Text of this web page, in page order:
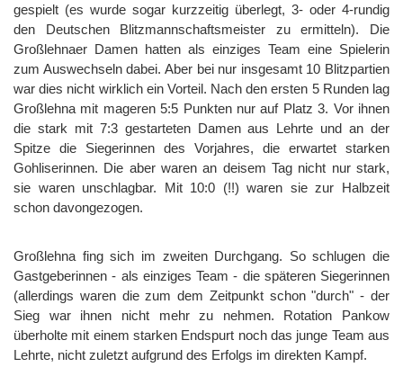
gespielt (es wurde sogar kurzzeitig überlegt, 3- oder 4-rundig
den Deutschen Blitzmannschaftsmeister zu ermitteln). Die
Großlehnaer Damen hatten als einziges Team eine Spielerin
zum Auswechseln dabei. Aber bei nur insgesamt 10 Blitzpartien
war dies nicht wirklich ein Vorteil. Nach den ersten 5 Runden lag
Großlehna mit mageren 5:5 Punkten nur auf Platz 3. Vor ihnen
die stark mit 7:3 gestarteten Damen aus Lehrte und an der
Spitze die Siegerinnen des Vorjahres, die erwartet starken
Gohliserinnen. Die aber waren an deisem Tag nicht nur stark,
sie waren unschlagbar. Mit 10:0 (!!) waren sie zur Halbzeit
schon davongezogen.
Großlehna fing sich im zweiten Durchgang. So schlugen die
Gastgeberinnen - als einziges Team - die späteren Siegerinnen
(allerdings waren die zum dem Zeitpunkt schon "durch" - der
Sieg war ihnen nicht mehr zu nehmen. Rotation Pankow
überholte mit einem starken Endspurt noch das junge Team aus
Lehrte, nicht zuletzt aufgrund des Erfolgs im direkten Kampf.